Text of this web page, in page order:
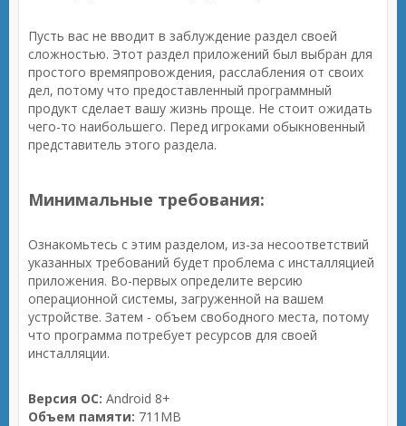
Пусть вас не вводит в заблуждение раздел своей
сложностью. Этот раздел приложений был выбран для
простого времяпровождения, расслабления от своих
дел, потому что предоставленный программный
продукт сделает вашу жизнь проще. Не стоит ожидать
чего-то наибольшего. Перед игроками обыкновенный
представитель этого раздела.
Минимальные требования:
Ознакомьтесь с этим разделом, из-за несоответствий
указанных требований будет проблема с инсталляцией
приложения. Во-первых определите версию
операционной системы, загруженной на вашем
устройстве. Затем - объем свободного места, потому
что программа потребует ресурсов для своей
инсталляции.
Версия ОС: Android 8+
Объем памяти: 711MB